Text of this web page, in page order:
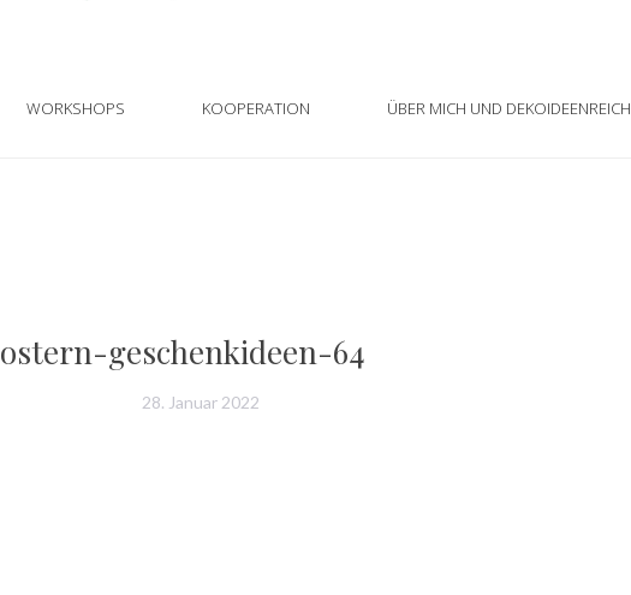
WORKSHOPS KOOPERATION ÜBER MICH UND DEKOIDEENREICH
ostern-geschenkideen-64
28. Januar 2022